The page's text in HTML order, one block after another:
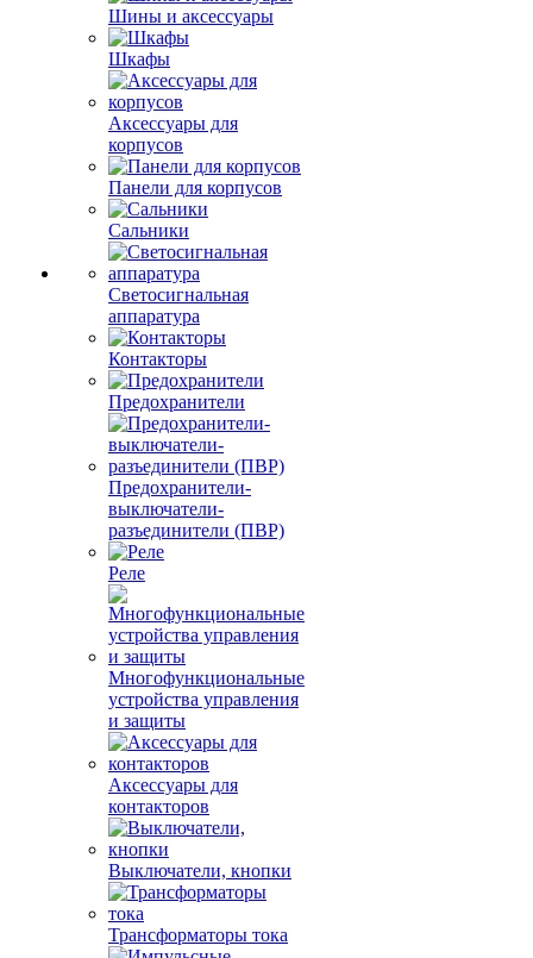
Шины и аксессуары
Шкафы
Аксессуары для
корпусов
Панели для корпусов
Сальники
Светосигнальная
аппаратура
Контакторы
Предохранители
Предохранители-
выключатели-
разъединители (ПВР)
Реле
Многофункциональные
устройства управления
и защиты
Аксессуары для
контакторов
Выключатели, кнопки
Трансформаторы тока